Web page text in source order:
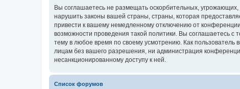
Вы соглашаетесь не размещать оскорбительных,
нарушить законы вашей страны, страны, которая
привести к вашему немедленному отключению от
возможности проведения такой политики. Вы соглашаетесь
тему в любое время по своему усмотрению. Как
лицам без вашего разрешения, ни администрация
несанкционированному доступу к ней.
Список форумов